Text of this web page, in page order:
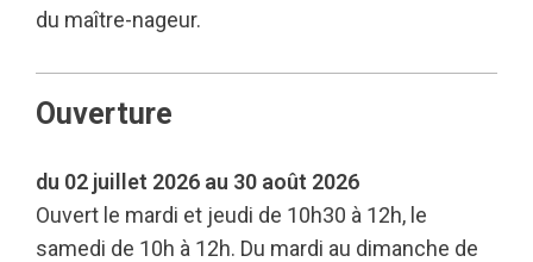
du maître-nageur.
Ouverture
du 02 juillet 2026 au 30 août 2026
Ouvert le mardi et jeudi de 10h30 à 12h, le
samedi de 10h à 12h. Du mardi au dimanche de